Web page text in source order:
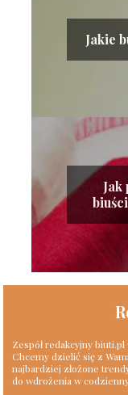
Jakie
Jak
Zespół redakcyjny
Chcemy dzielić się z
najbardziej złożone
do wdrożenia w